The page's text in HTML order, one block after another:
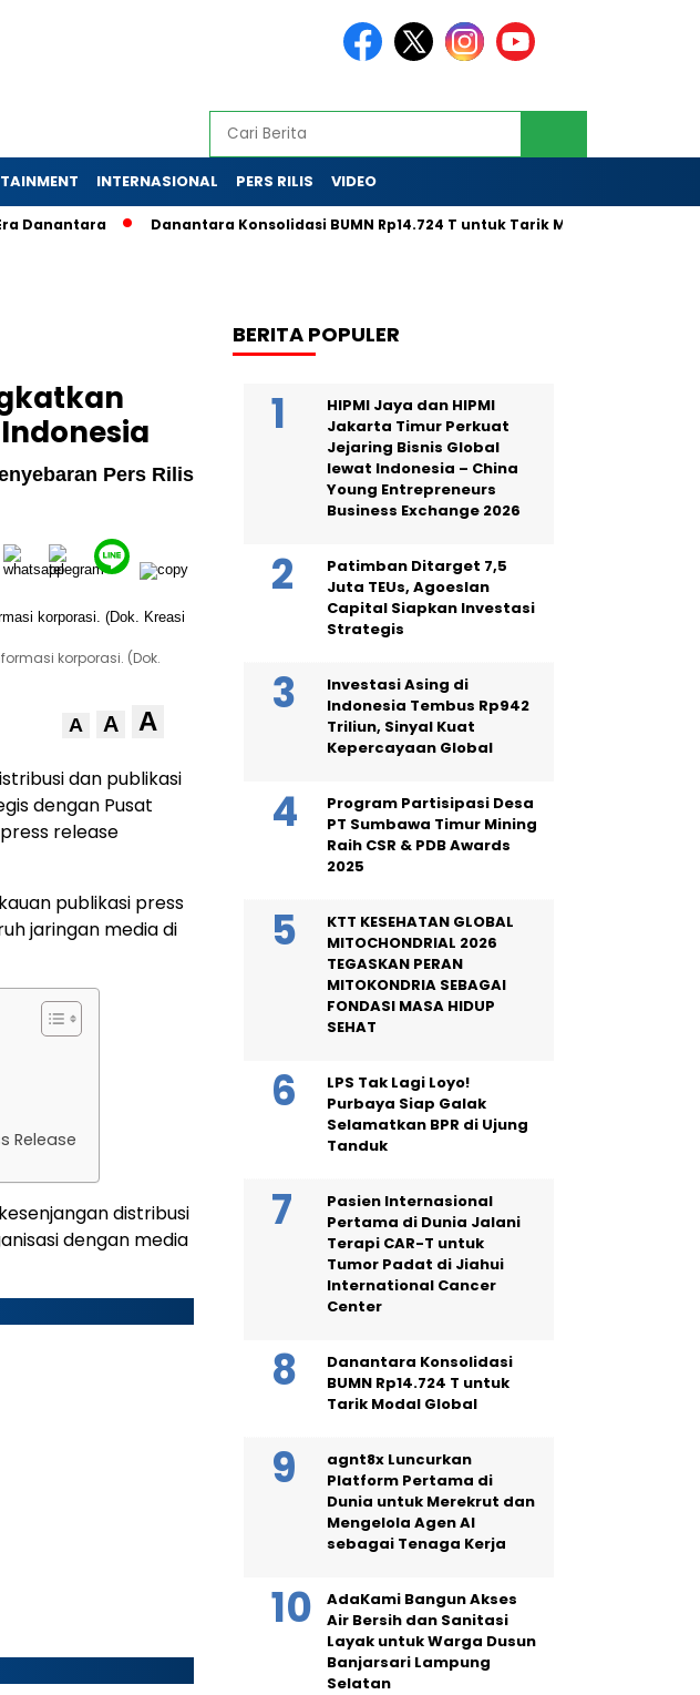
INTERNASIONAL PERS RILIS VIDEO
Danantara Konsolidasi BUMN Rp14.724 T untuk Tarik Modal Global
Pers Rilis
korporasi. (Dok.
A A A
dan publikasi
dengan Pusat
release
publikasi press
jaringan media di
Release
distribusi
dengan media
BERITA POPULER
HIPMI Jaya dan HIPMI
Jakarta Timur Perkuat
Jejaring Bisnis Global
lewat Indonesia – China
Young Entrepreneurs
Business Exchange 2026
Patimban Ditarget 7,5
Juta TEUs, Agoeslan
Capital Siapkan Investasi
Strategis
Investasi Asing di
Indonesia Tembus Rp942
Triliun, Sinyal Kuat
Kepercayaan Global
Program Partisipasi Desa
PT Sumbawa Timur Mining
Raih CSR & PDB Awards
2025
KTT KESEHATAN GLOBAL
MITOCHONDRIAL 2026
TEGASKAN PERAN
MITOKONDRIA SEBAGAI
FONDASI MASA HIDUP
SEHAT
LPS Tak Lagi Loyo!
Purbaya Siap Galak
Selamatkan BPR di Ujung
Tanduk
Pasien Internasional
Pertama di Dunia Jalani
Terapi CAR-T untuk
Tumor Padat di Jiahui
International Cancer
Center
Danantara Konsolidasi
BUMN Rp14.724 T untuk
Tarik Modal Global
agnt8x Luncurkan
Platform Pertama di
Dunia untuk Merekrut dan
Mengelola Agen AI
sebagai Tenaga Kerja
AdaKami Bangun Akses
Air Bersih dan Sanitasi
Layak untuk Warga Dusun
Banjarsari Lampung
Selatan